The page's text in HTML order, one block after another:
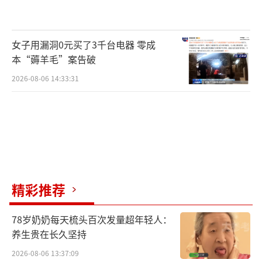
女子用漏洞0元买了3千台电器 零成
本“薅羊毛”案告破
2026-08-06 14:33:31
精彩推荐
78岁奶奶每天梳头百次发量超年轻人：
养生贵在长久坚持
2026-08-06 13:37:09